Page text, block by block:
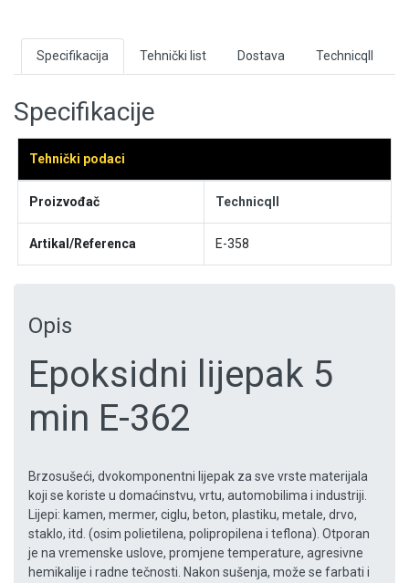
Specifikacija Tehnički list Dostava Technicqll
Specifikacije
Tehnički podaci
Proizvođač Technicqll
Artikal/Referenca E-358
Opis
Epoksidni lijepak 5
min E-362
Brzosušeći, dvokomponentni lijepak za sve vrste materijala
koji se koriste u domaćinstvu, vrtu, automobilima i industriji.
Lijepi: kamen, mermer, ciglu, beton, plastiku, metale, drvo,
staklo, itd. (osim polietilena, polipropilena i teflona). Otporan
je na vremenske uslove, promjene temperature, agresivne
hemikalije i radne tečnosti. Nakon sušenja, može se farbati i